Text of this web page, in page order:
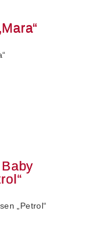
„Petrol“